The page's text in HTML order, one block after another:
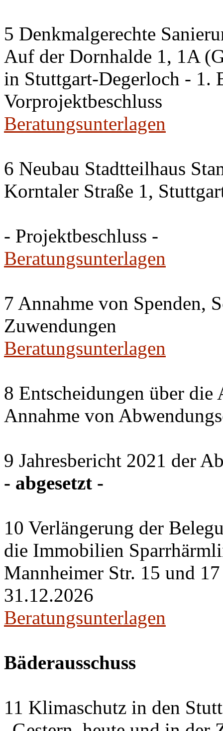
5 Denkmalgerechte
Auf der Dornhalde 1, 1A
in Stuttgart-Degerloch - 1.
Vorprojektbeschluss
Beratungsunterlagen
6 Neubau Stadtteilhaus
Korntaler Straße 1,
- Projektbeschluss -
Beratungsunterlagen
7 Annahme von Spenden,
Zuwendungen
Beratungsunterlagen
8 Entscheidungen über
Annahme von
9 Jahresbericht 2021 der
- abgesetzt -
10 Verlängerung der
die Immobilien
Mannheimer Str. 15 und
31.12.2026
Beratungsunterlagen
Bäderausschuss
11 Klimaschutz in den